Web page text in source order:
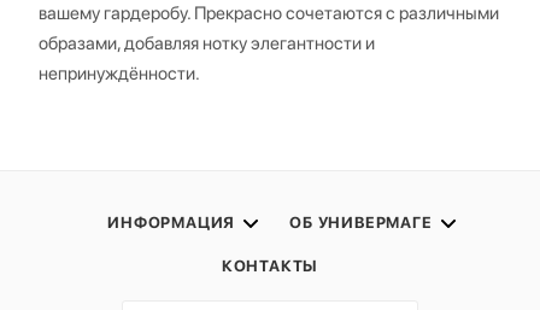
вашему гардеробу. Прекрасно сочетаются с различными
образами, добавляя нотку элегантности и
непринуждённости.
ИНФОРМАЦИЯ ОБ УНИВЕРМАГЕ
КОНТАКТЫ